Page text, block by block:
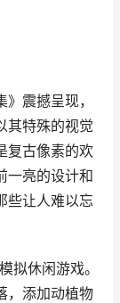
震撼呈现，
其特殊的视觉
复古像素的欢
一亮的设计和
些让人难以忘
拟休闲游戏。
，添加动植物